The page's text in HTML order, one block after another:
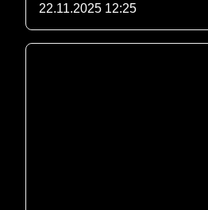
22.11.2025 12:25